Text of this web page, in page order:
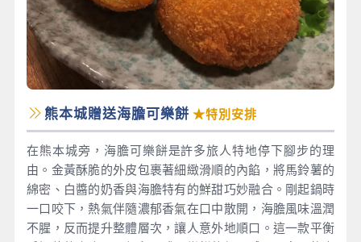
熊本城贈送海膽可樂餅 ★特別安排
在熊本城旁，海膽可樂餅是許多旅人特地停下腳步的理
由。金黃酥脆的外皮包裹著細緻滑順的內餡，將馬鈴薯的
綿密、白醬的奶香與海膽特有的鮮甜巧妙融合。剛起鍋時
一口咬下，熱氣伴隨濃郁香氣在口中散開，海膽風味溫潤
不腥，反而提升整體層次，讓人意外地順口。這一款平衡